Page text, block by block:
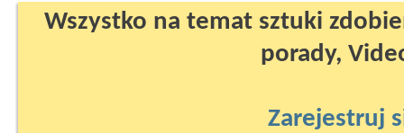
Wszystko na temat sztuki
porady,
Zarejestruj